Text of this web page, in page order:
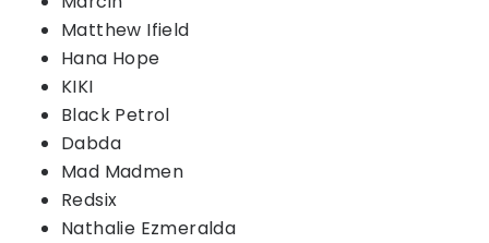
Matthew Ifield
Hana Hope
KIKI
Black Petrol
Dabda
Mad Madmen
Redsix
Nathalie Ezmeralda